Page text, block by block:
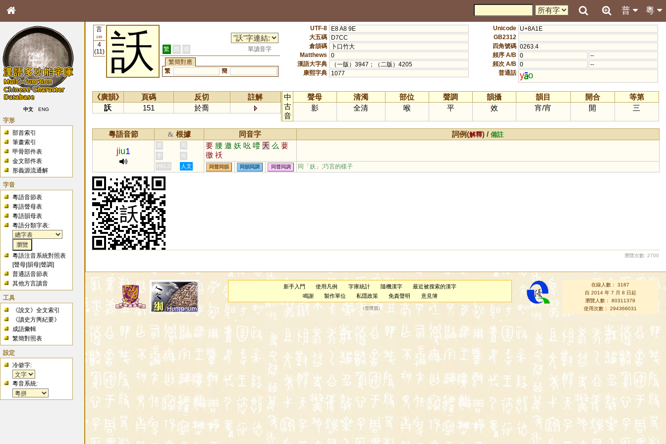
粵
普
中文 ENG
字形
部首索引
筆畫索引
甲骨部件表
金文部件表
形義源流通解
字音
粵語音節表
粵語聲母表
粵語韻母表
粵語分類字表:
粵語注音系統對照表
[聲母 |韻母 |聲調]
普通話音節表
其他方言讀音
工具
《說文》全文索引
《讀史方輿紀要》
成語彙輯
繁簡對照表
設定
冷僻字:
粵音系統:
言
149
4
(11)
訞 繁 簡 港
單讀音字
繁簡對應
繁
簡
UTF-8
E8 A8 9E
大五碼
D7CC
倉頡碼
卜口竹大
Matthews
0
漢語大字典
（一版）3947；（二版）4205
康熙字典
1077
Unicode U+8A1E
GB2312
四角號碼 0263.4
頻序 A/B 0
--
頻次 A/B 0
--
普通話 y o
《廣韻》 頁碼 反切
註解
訞
151 於喬
中
古
音
聲母 清濁 部位 聲調 韻攝 韻目 開合
等第
影
全清 喉 平 效 宵/宵 開 三
粵語音節 & 根據 同音字 詞例(解釋) /備註
jiu1
黃 周 要 腰 邀 妖 吆 喓 夭 么 葽
徼 祅
李
何
HKLS
人文 同聲同韻 同韻同調 同聲同調 同「妖 」;巧言的樣子
瀏覽次數: 2700
新手入門 使用凡例 字庫統計 隨機漢字
最近被搜索的漢字
鳴謝
製作單位 私隱政策 免責聲明 意見簿
（管理員 ）
在線人數： 3187
自 2014 年 7 月 8 日起
瀏覽人數： 80311379
使用次數： 294366031